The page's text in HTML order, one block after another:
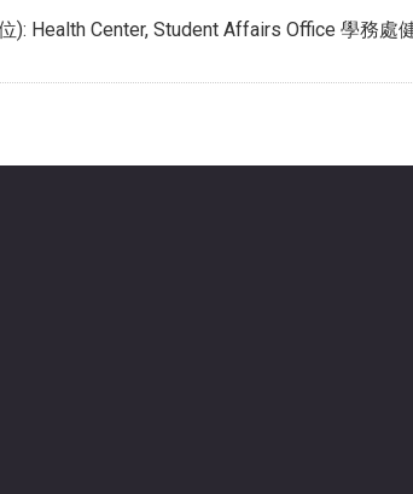
): Health Center, Student Affairs Office 學務處